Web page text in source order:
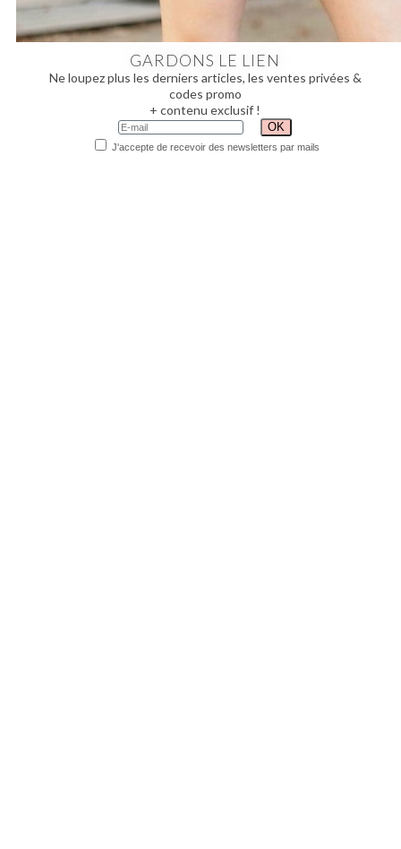
GARDONS LE LIEN
Ne loupez plus les derniers articles, les ventes privées &
codes promo
+ contenu exclusif !
J'accepte de recevoir des newsletters par mails